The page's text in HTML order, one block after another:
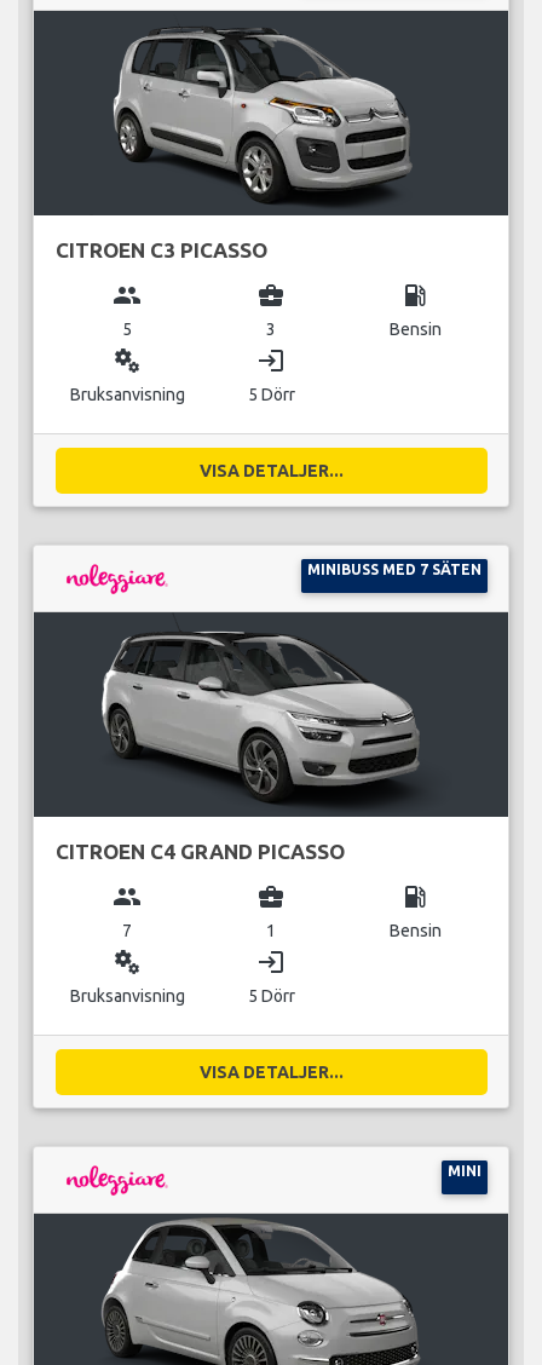
CITROEN C3 PICASSO
group
5
business_center
3
local_gas_station
Bensin
miscellaneous_services
Bruksanvisning
login
5 Dörr
VISA DETALJER...
MINIBUSS MED 7 SÄTEN
CITROEN C4 GRAND PICASSO
group
7
business_center
1
local_gas_station
Bensin
miscellaneous_services
Bruksanvisning
login
5 Dörr
VISA DETALJER...
MINI